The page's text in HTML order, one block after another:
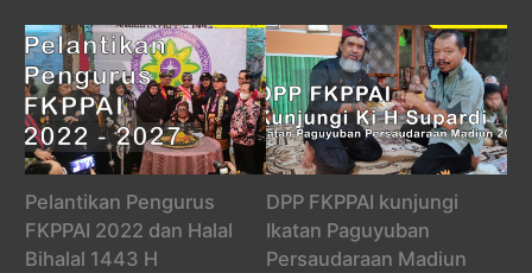
Pelantikan Pengurus
FKPPAI 2022 dan Halal
Bihalal 1443 H
DPP FKPPAI kunjungi
Ikatan Paguyuban
Persaudaraan Madiun